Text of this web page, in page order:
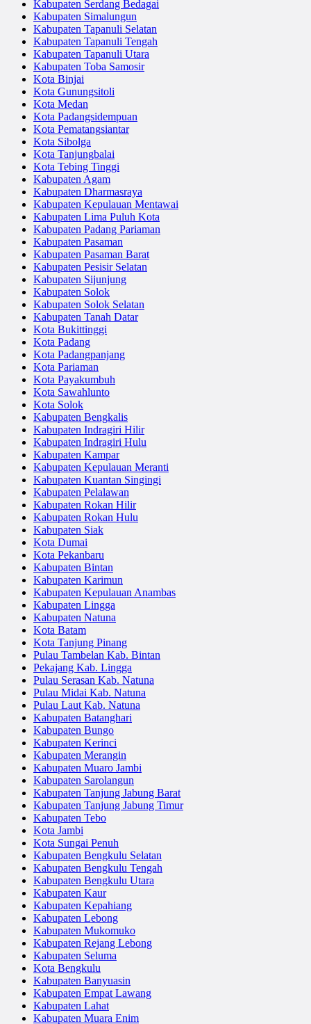
Kabupaten Serdang Bedagai
Kabupaten Simalungun
Kabupaten Tapanuli Selatan
Kabupaten Tapanuli Tengah
Kabupaten Tapanuli Utara
Kabupaten Toba Samosir
Kota Binjai
Kota Gunungsitoli
Kota Medan
Kota Padangsidempuan
Kota Pematangsiantar
Kota Sibolga
Kota Tanjungbalai
Kota Tebing Tinggi
Kabupaten Agam
Kabupaten Dharmasraya
Kabupaten Kepulauan Mentawai
Kabupaten Lima Puluh Kota
Kabupaten Padang Pariaman
Kabupaten Pasaman
Kabupaten Pasaman Barat
Kabupaten Pesisir Selatan
Kabupaten Sijunjung
Kabupaten Solok
Kabupaten Solok Selatan
Kabupaten Tanah Datar
Kota Bukittinggi
Kota Padang
Kota Padangpanjang
Kota Pariaman
Kota Payakumbuh
Kota Sawahlunto
Kota Solok
Kabupaten Bengkalis
Kabupaten Indragiri Hilir
Kabupaten Indragiri Hulu
Kabupaten Kampar
Kabupaten Kepulauan Meranti
Kabupaten Kuantan Singingi
Kabupaten Pelalawan
Kabupaten Rokan Hilir
Kabupaten Rokan Hulu
Kabupaten Siak
Kota Dumai
Kota Pekanbaru
Kabupaten Bintan
Kabupaten Karimun
Kabupaten Kepulauan Anambas
Kabupaten Lingga
Kabupaten Natuna
Kota Batam
Kota Tanjung Pinang
Pulau Tambelan Kab. Bintan
Pekajang Kab. Lingga
Pulau Serasan Kab. Natuna
Pulau Midai Kab. Natuna
Pulau Laut Kab. Natuna
Kabupaten Batanghari
Kabupaten Bungo
Kabupaten Kerinci
Kabupaten Merangin
Kabupaten Muaro Jambi
Kabupaten Sarolangun
Kabupaten Tanjung Jabung Barat
Kabupaten Tanjung Jabung Timur
Kabupaten Tebo
Kota Jambi
Kota Sungai Penuh
Kabupaten Bengkulu Selatan
Kabupaten Bengkulu Tengah
Kabupaten Bengkulu Utara
Kabupaten Kaur
Kabupaten Kepahiang
Kabupaten Lebong
Kabupaten Mukomuko
Kabupaten Rejang Lebong
Kabupaten Seluma
Kota Bengkulu
Kabupaten Banyuasin
Kabupaten Empat Lawang
Kabupaten Lahat
Kabupaten Muara Enim